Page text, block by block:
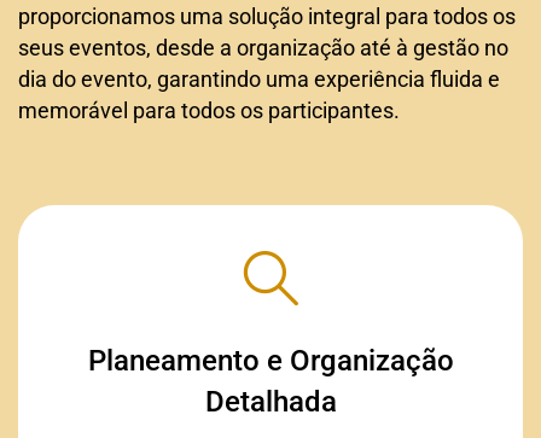
proporcionamos uma solução integral para todos os
seus eventos, desde a organização até à gestão no
dia do evento, garantindo uma experiência fluida e
memorável para todos os participantes.
Planeamento e Organização
Detalhada
Planeamento e Organização
Oferecemos ferramentas para planeamento